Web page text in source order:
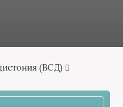
(ВСД)